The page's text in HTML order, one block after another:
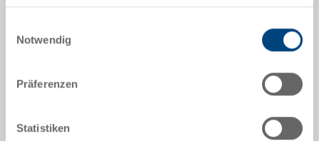
Nutzung der Dienste gesammelt haben.
Notwendig
Präferenzen
Statistiken
5-6437N-83.5070.0101
Aussenmasse:
Farbe: